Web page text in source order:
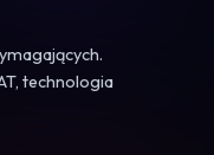
technologia